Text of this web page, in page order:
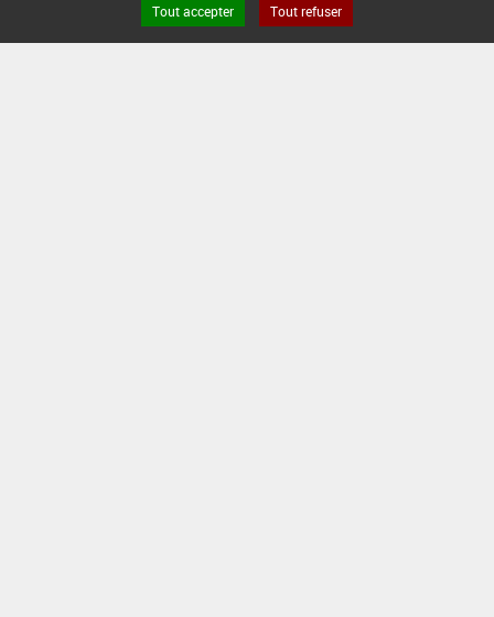
Tout accepter Tout refuser